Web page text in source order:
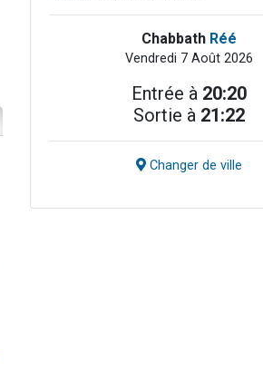
Chabbath Réé
Vendredi 7 Août 2026
Entrée à 20:20
Sortie à 21:22
Changer de ville